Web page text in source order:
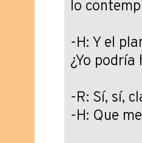
lo
-H: Y el
¿Yo
-R: Sí, sí,
-H: Que